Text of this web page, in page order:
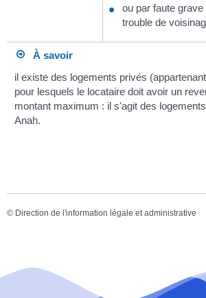
ou par faute grave
trouble de
À savoir
il existe des logements privés
pour lesquels le locataire doit avoir un
montant maximum : il s'agit des
Anah.
© Direction de l'information légale et administrative